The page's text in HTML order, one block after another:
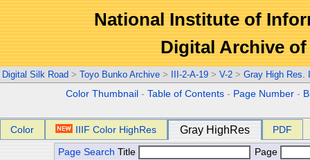
National Institute of
Digital Archive
Digital Silk Road > Toyo Bunko Archive > III-2-A-19 > V-2 > Gray High Res.
Color Thumbnail -Table of Contents - Page Number -
Color IIIF Color HighRes Gray HighRes PDF
Page Search Title Page